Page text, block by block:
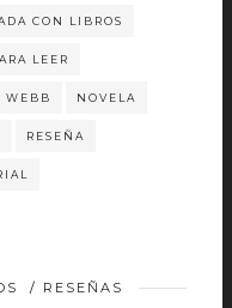
CON LIBROS
LEER
WEBB NOVELA
RESEÑA
/ RESEÑAS